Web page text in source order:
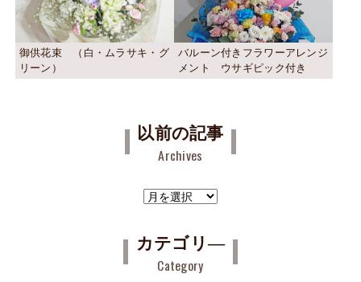
御供花束 （白・ムラサキ・グ
リーン）
バルーン付きフラワーアレンジ
メント ウサギピック付き
以前の記事
Archives
ア
イ
カテゴリ―
Category